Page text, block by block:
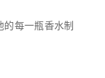
每一瓶香水制